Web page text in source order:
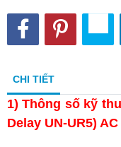
CHI TIẾT
1)Thông số kỹ
Delay UN-UR5)